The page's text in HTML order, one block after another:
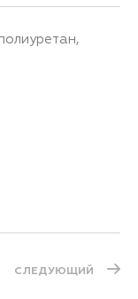
СЛЕДУЮЩИЙ